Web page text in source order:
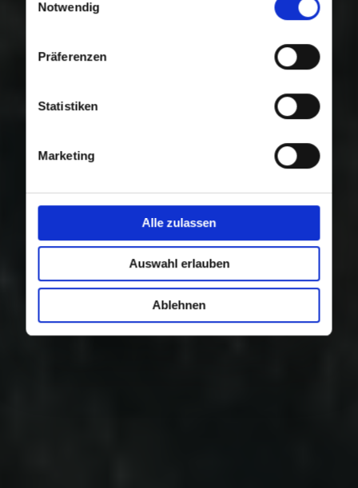
Nutzung der Dienste gesammelt haben.
Notwendig
Präferenzen
Statistiken
Marketing
Alle zulassen
Auswahl erlauben
Ablehnen